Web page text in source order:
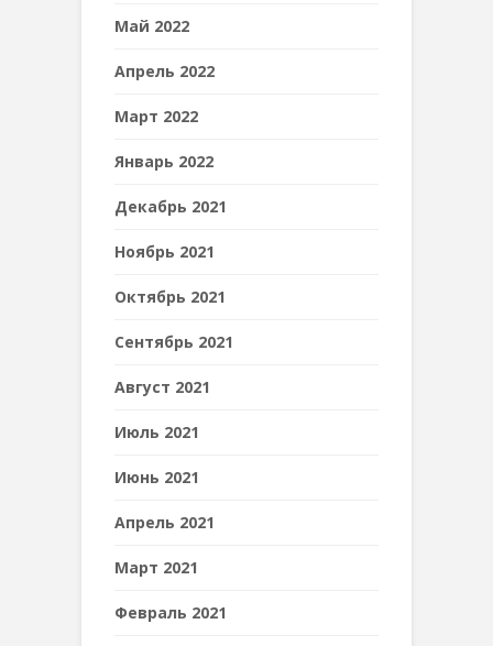
Май 2022
Апрель 2022
Март 2022
Январь 2022
Декабрь 2021
Ноябрь 2021
Октябрь 2021
Сентябрь 2021
Август 2021
Июль 2021
Июнь 2021
Апрель 2021
Март 2021
Февраль 2021